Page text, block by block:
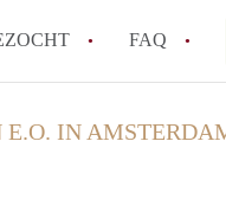
FAQ
IN